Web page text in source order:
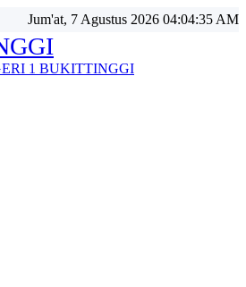
Jum'at, 7 Agustus 2026 04:04:37 AM